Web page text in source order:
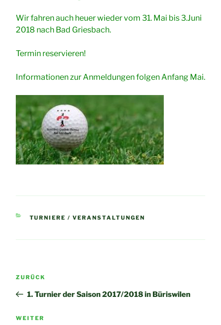
Wir fahren auch heuer wieder vom 31. Mai bis 3.Juni
2018 nach Bad Griesbach.
Termin reservieren!
Informationen zur Anmeldungen folgen Anfang Mai.
KATEGORIEN
TURNIERE / VERANSTALTUNGEN
Vorheriger
ZURÜCK
1. Turnier der Saison 2017/2018 in Büriswilen
Nächster
WEITER